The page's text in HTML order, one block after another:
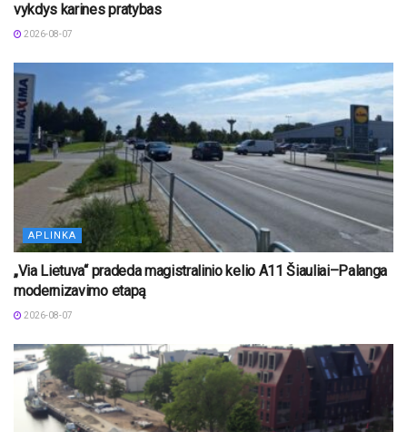
vykdys karines pratybas
2026-08-07
APLINKA
„Via Lietuva“ pradeda magistralinio kelio A11 Šiauliai–Palanga
modernizavimo etapą
2026-08-07